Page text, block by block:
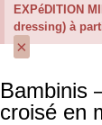
EXPéDITION
dressing) à
×
Bambinis
croisé en